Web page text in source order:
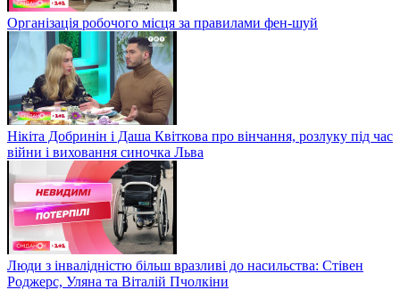
Організація робочого місця за правилами фен-шуй
Нікіта Добринін і Даша Квіткова про вінчання, розлуку під час
війни і виховання синочка Льва
Люди з інвалідністю більш вразливі до насильства: Стівен
Роджерс, Уляна та Віталій Пчолкіни